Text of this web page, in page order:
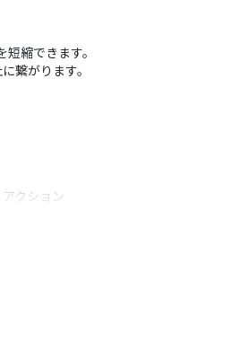
縮できます。
繋がります。
クション